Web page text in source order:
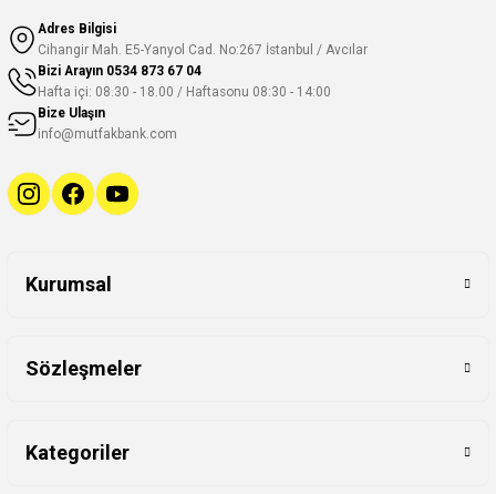
Adres Bilgisi
Cihangir Mah. E5-Yanyol Cad. No:267 İstanbul / Avcılar
Bizi Arayın 0534 873 67 04
Hafta içi: 08.30 - 18.00 / Haftasonu 08:30 - 14:00
Bize Ulaşın
info@mutfakbank.com
Kurumsal
Sözleşmeler
Kategoriler